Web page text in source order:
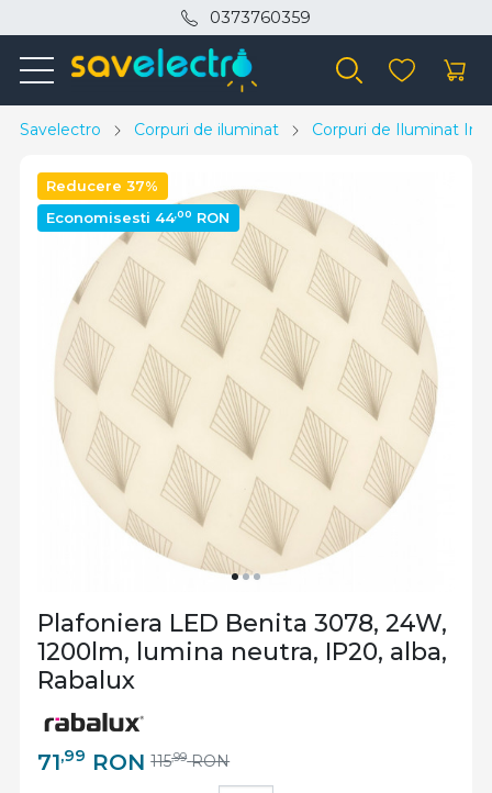
0373760359
Savelectro Corpuri de iluminat Corpuri de Iluminat
Reducere 37%
Economisesti 44,00 RON
Plafoniera LED Benita 3078, 24W,
1200lm, lumina neutra, IP20, alba,
Rabalux
71,99 RON 115,99 RON